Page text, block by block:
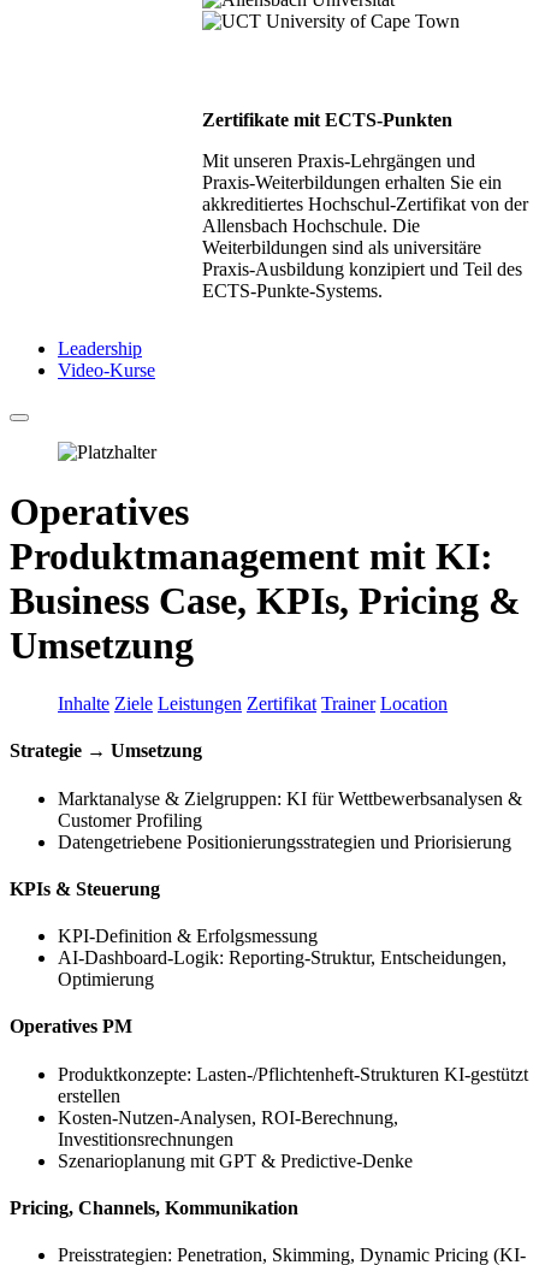
Zertifikate mit ECTS-Punkten
Mit unseren Praxis-Lehrgängen und
Praxis-Weiterbildungen erhalten Sie ein
akkreditiertes Hochschul-Zertifikat von der
Allensbach Hochschule. Die
Weiterbildungen sind als universitäre
Praxis-Ausbildung konzipiert und Teil des
ECTS-Punkte-Systems.
Leadership
Video-Kurse
Operatives
Produktmanagement mit KI:
Business Case, KPIs, Pricing &
Umsetzung
Inhalte Ziele Leistungen Zertifikat Trainer Location
Strategie → Umsetzung
Marktanalyse & Zielgruppen: KI für Wettbewerbsanalysen &
Customer Profiling
Datengetriebene Positionierungsstrategien und Priorisierung
KPIs & Steuerung
KPI-Definition & Erfolgsmessung
AI-Dashboard-Logik: Reporting-Struktur, Entscheidungen,
Optimierung
Operatives PM
Produktkonzepte: Lasten-/Pflichtenheft-Strukturen KI-gestützt
erstellen
Kosten-Nutzen-Analysen, ROI-Berechnung,
Investitionsrechnungen
Szenarioplanung mit GPT & Predictive-Denke
Pricing, Channels, Kommunikation
Preisstrategien: Penetration, Skimming, Dynamic Pricing (KI-